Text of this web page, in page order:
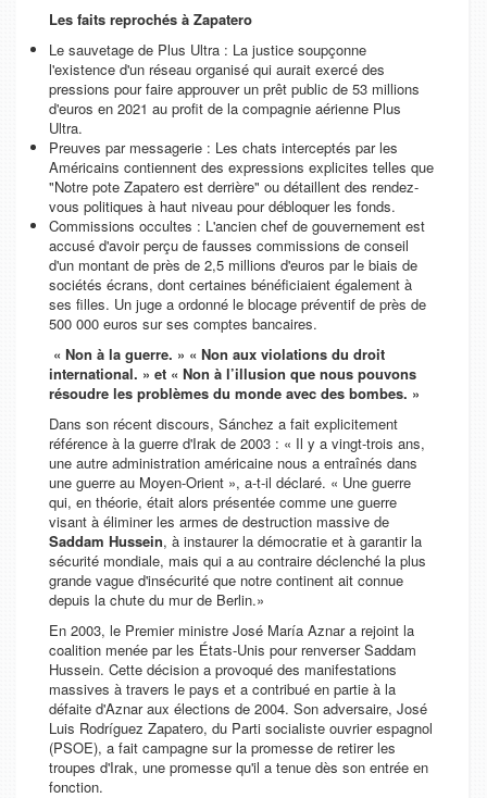
Les faits reprochés à Zapatero
Le sauvetage de Plus Ultra : La justice soupçonne
l'existence d'un réseau organisé qui aurait exercé des
pressions pour faire approuver un prêt public de 53 millions
d'euros en 2021 au profit de la compagnie aérienne Plus
Ultra.
Preuves par messagerie : Les chats interceptés par les
Américains contiennent des expressions explicites telles que
"Notre pote Zapatero est derrière" ou détaillent des rendez-
vous politiques à haut niveau pour débloquer les fonds.
Commissions occultes : L'ancien chef de gouvernement est
accusé d'avoir perçu de fausses commissions de conseil
d'un montant de près de 2,5 millions d'euros par le biais de
sociétés écrans, dont certaines bénéficiaient également à
ses filles. Un juge a ordonné le blocage préventif de près de
500 000 euros sur ses comptes bancaires.
« Non à la guerre. » « Non aux violations du droit
international. » et « Non à l’illusion que nous pouvons
résoudre les problèmes du monde avec des bombes. »
Dans son récent discours, Sánchez a fait explicitement
référence à la guerre d'Irak de 2003 : « Il y a vingt-trois ans,
une autre administration américaine nous a entraînés dans
une guerre au Moyen-Orient », a-t-il déclaré. « Une guerre
qui, en théorie, était alors présentée comme une guerre
visant à éliminer les armes de destruction massive de
Saddam Hussein, à instaurer la démocratie et à garantir la
sécurité mondiale, mais qui a au contraire déclenché la plus
grande vague d'insécurité que notre continent ait connue
depuis la chute du mur de Berlin.»
En 2003, le Premier ministre José María Aznar a rejoint la
coalition menée par les États-Unis pour renverser Saddam
Hussein. Cette décision a provoqué des manifestations
massives à travers le pays et a contribué en partie à la
défaite d'Aznar aux élections de 2004. Son adversaire, José
Luis Rodríguez Zapatero, du Parti socialiste ouvrier espagnol
(PSOE), a fait campagne sur la promesse de retirer les
troupes d'Irak, une promesse qu'il a tenue dès son entrée en
fonction.